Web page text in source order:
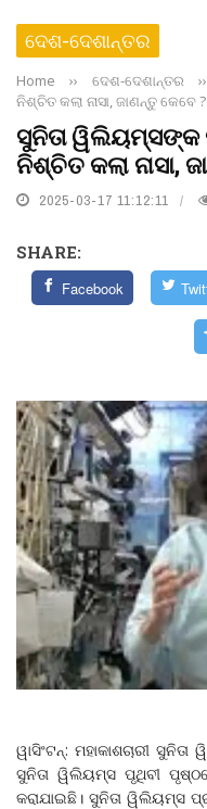
ଦେଶ-ଦେଶାନ୍ତର
Home ›› ଦେଶ-ଦେଶାନ୍ତର ››
ନିଶ୍ଚିତ କଲା ନାସା, ଜାଣନ୍ତୁ କେବେ ?
ସୁନିତା ୱିଲିୟମ୍ସଙ୍କ
ନିଶ୍ଚିତ କଲା ନାସା,
2025-03-17 11:12:11
SHARE:
Facebook
ୱାସିଂଟନ୍‌‌: ମହାକାଶଚାରୀ
ସୁନିତା ୱିଲିୟମ୍ସ ପୃଥିବୀ
କରାଯାଇଛି। ସୁନିତା ୱିଲିୟମ୍ସ